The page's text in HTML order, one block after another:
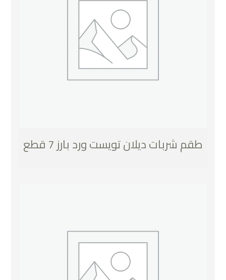
طقم شربات ديلان تويست ورد بارز 7 قطع